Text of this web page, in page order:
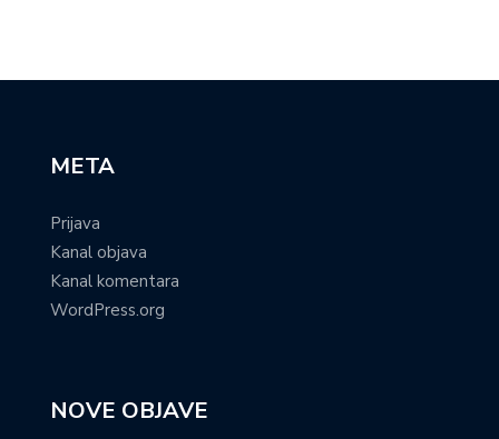
META
Prijava
Kanal objava
Kanal komentara
WordPress.org
NOVE OBJAVE